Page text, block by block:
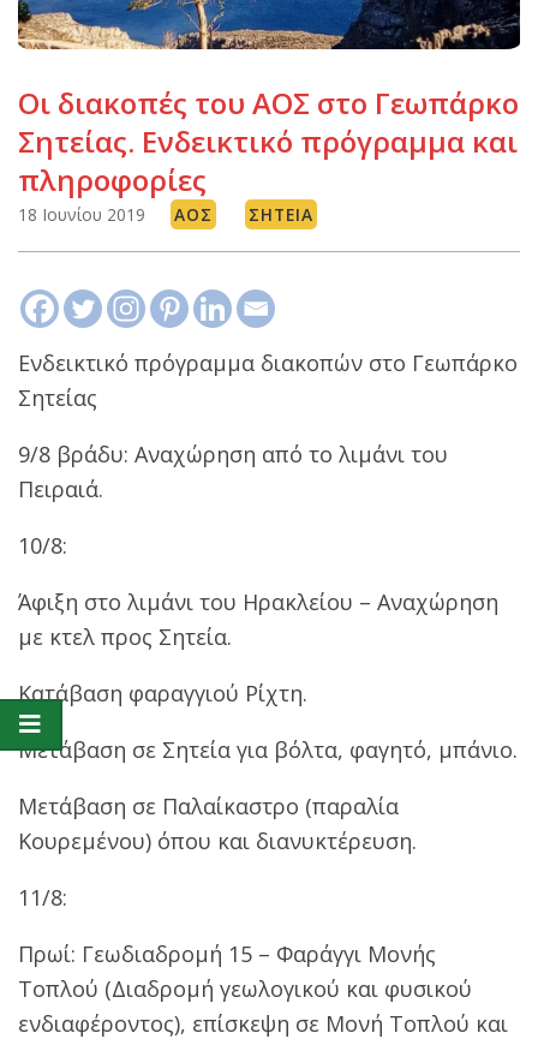
Οι διακοπές του ΑΟΣ στο Γεωπάρκο
Σητείας. Ενδεικτικό πρόγραμμα και
πληροφορίες
18 Ιουνίου 2019 ΑΟΣ ΣΗΤΕΊΑ
Ενδεικτικό πρόγραμμα διακοπών στο Γεωπάρκο
Σητείας
9/8 βράδυ: Αναχώρηση από το λιμάνι του
Πειραιά.
10/8:
Άφιξη στο λιμάνι του Ηρακλείου – Αναχώρηση
με κτελ προς Σητεία.
Κατάβαση φαραγγιού Ρίχτη.
Μετάβαση σε Σητεία για βόλτα, φαγητό, μπάνιο.
Μετάβαση σε Παλαίκαστρο (παραλία
Κουρεμένου) όπου και διανυκτέρευση.
11/8:
Πρωί: Γεωδιαδρομή 15 – Φαράγγι Μονής
Τοπλού (Διαδρομή γεωλογικού και φυσικού
ενδιαφέροντος), επίσκεψη σε Μονή Τοπλού και